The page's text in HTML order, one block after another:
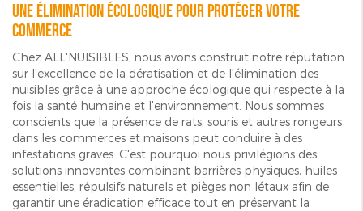
Une élimination écologique pour protéger votre
commerce
Chez ALL'NUISIBLES, nous avons construit notre réputation
sur l'excellence de la dératisation et de l'élimination des
nuisibles grâce à une approche écologique qui respecte à la
fois la santé humaine et l'environnement. Nous sommes
conscients que la présence de rats, souris et autres rongeurs
dans les commerces et maisons peut conduire à des
infestations graves. C'est pourquoi nous privilégions des
solutions innovantes combinant barrières physiques, huiles
essentielles, répulsifs naturels et pièges non létaux afin de
garantir une éradication efficace tout en préservant la